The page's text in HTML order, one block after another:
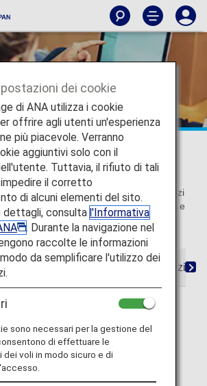
prima del volo
la possibilità di pagare in anticipo servizi
extra e i pasti. Se viaggi in First Class e
pre-ordinare il pasto gratuitamente.
prepagato Servizio di
prepagato per i voli
regalati nuove esperienze da ricordare
dei cookie
di ANA utilizza i cookie
offrire agli utenti un'esperienza
più piacevole. Verranno
aggiuntivi solo con il
Tuttavia, il rifiuto di tali
il corretto
di alcuni elementi del sito.
dettagli, consulta l'Informativa
. Durante la navigazione nel
raccolte le informazioni
da semplificare l'utilizzo dei
sono necessari per la gestione del
di effettuare le
dei voli in modo sicuro e di